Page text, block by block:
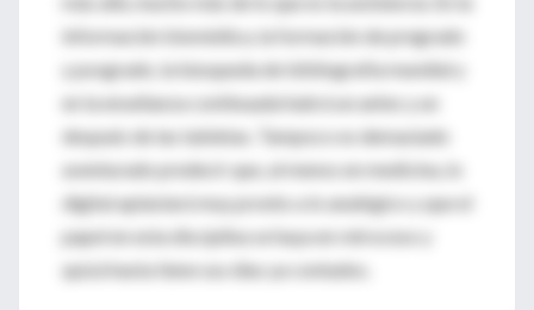
información biomédica, la formación de pregrado
y posgrado, la búsqueda de bibliografía mundial y
en la enseñanza continuada habrá un antes y un
después de las tabletas. Tampoco es demasiado
aventurado predecir que, al menos en medicina, lo
digital aplastará muy pronto a lo analógico y que el
papel en esta disciplina se haya en retroceso y
quizá hasta tiene sus días ya contados.